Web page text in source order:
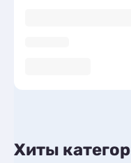
Хиты